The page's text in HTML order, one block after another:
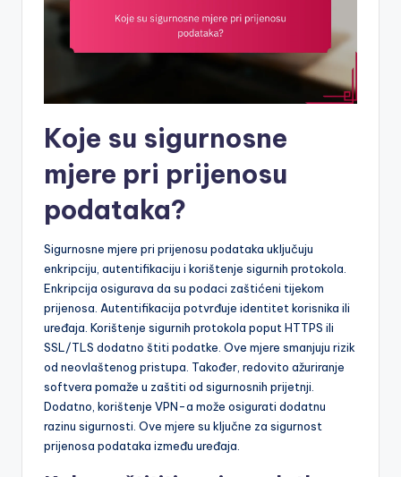
Koje su sigurnosne
mjere pri prijenosu
podataka?
Sigurnosne mjere pri prijenosu podataka uključuju
enkripciju, autentifikaciju i korištenje sigurnih protokola.
Enkripcija osigurava da su podaci zaštićeni tijekom
prijenosa. Autentifikacija potvrđuje identitet korisnika ili
uređaja. Korištenje sigurnih protokola poput HTTPS ili
SSL/TLS dodatno štiti podatke. Ove mjere smanjuju rizik
od neovlaštenog pristupa. Također, redovito ažuriranje
softvera pomaže u zaštiti od sigurnosnih prijetnji.
Dodatno, korištenje VPN-a može osigurati dodatnu
razinu sigurnosti. Ove mjere su ključne za sigurnost
prijenosa podataka između uređaja.